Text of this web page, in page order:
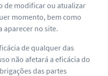
de modificar ou atualizar
momento, bem como
aparecer no site.
de qualquer das
não afetará a eficácia do
das partes